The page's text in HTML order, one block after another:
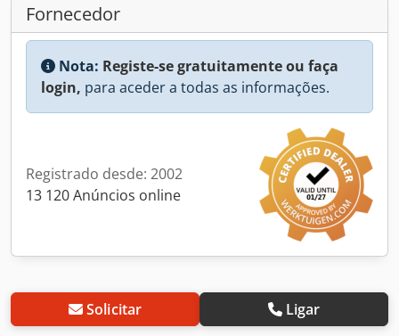
Fornecedor
Nota: Registe-se gratuitamente ou faça
login, para aceder a todas as informações.
Registrado desde: 2002
13 120 Anúncios online
Solicitar Ligar